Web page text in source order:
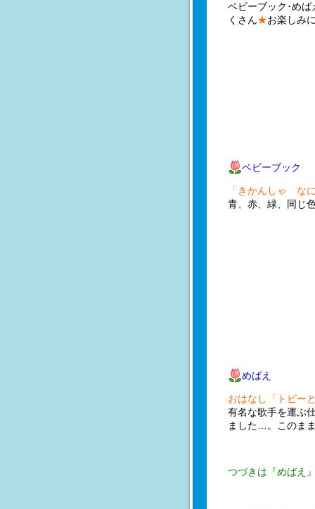
ベビーブック･めば
くさん★お楽しみ
ベビーブック
「きかんしゃ な
青、赤、緑、同じ
めばえ
おはなし「トビ
有名な歌手を運ぶ
ました…。このま
つづきは『めばえ